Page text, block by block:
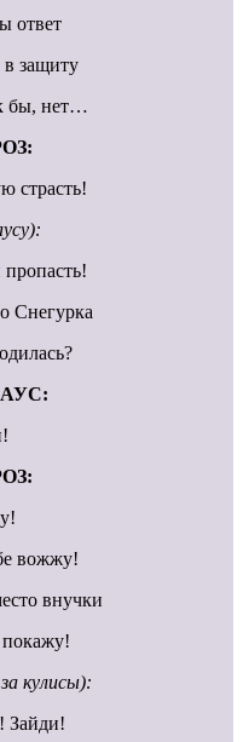
ответ
защиту
бы, нет…
страсть!
пропасть!
Снегурка
вожжу!
внучки
кулисы):
Зайди!